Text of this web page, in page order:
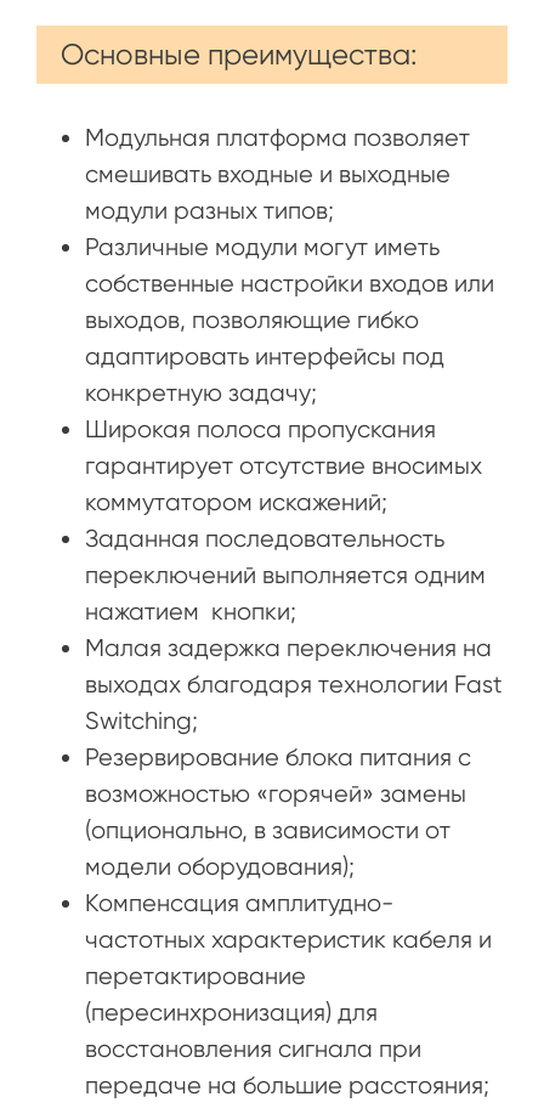
Основные преимущества:
Модульная платформа позволяет
смешивать входные и выходные
модули разных типов;
Различные модули могут иметь
собственные настройки входов или
выходов, позволяющие гибко
адаптировать интерфейсы под
конкретную задачу;
Широкая полоса пропускания
гарантирует отсутствие вносимых
коммутатором искажений;
Заданная последовательность
переключений выполняется одним
нажатием кнопки;
Малая задержка переключения на
выходах благодаря технологии Fast
Switching;
Резервирование блока питания с
возможностью «горячей» замены
(опционально, в зависимости от
модели оборудования);
Компенсация амплитудно-
частотных характеристик кабеля и
перетактирование
(пересинхронизация) для
восстановления сигнала при
передаче на большие расстояния;